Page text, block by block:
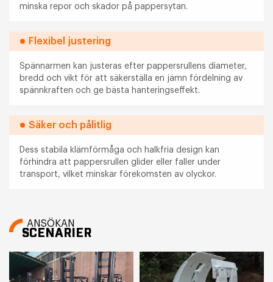
minska repor och skador på pappersytan.
Flexibel justering
Spännarmen kan justeras efter pappersrullens diameter,
bredd och vikt för att säkerställa en jämn fördelning av
spännkraften och ge bästa hanteringseffekt.
Säker och pålitlig
Dess stabila klämförmåga och halkfria design kan
förhindra att pappersrullen glider eller faller under
transport, vilket minskar förekomsten av olyckor.
ANSÖKAN
SCENARIER